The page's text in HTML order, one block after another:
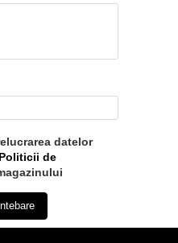
datelor
Politicii de